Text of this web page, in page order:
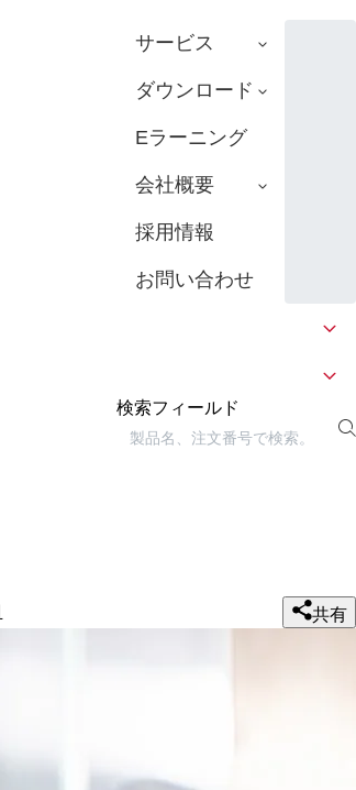
サービス
ダウンロード
Eラーニング
会社概要
採用情報
お問い合わせ
検索フィールド
共有